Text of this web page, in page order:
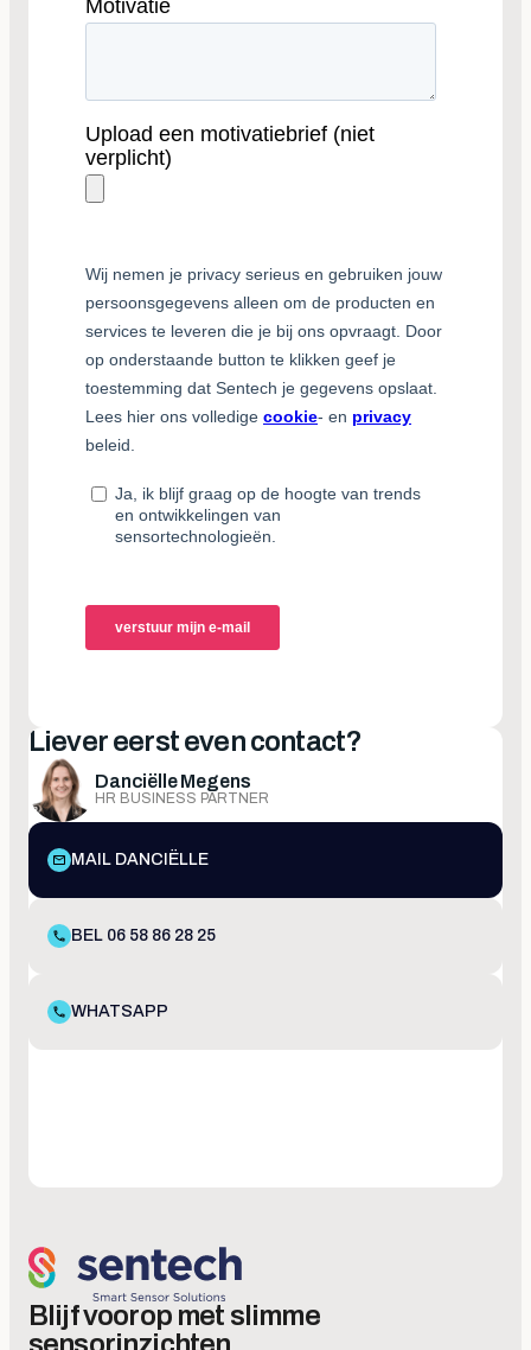
Liever eerst even contact?
Danciëlle Megens
HR BUSINESS PARTNER
MAIL DANCIËLLE
BEL 06 58 86 28 25
WHATSAPP
Blijf voorop met slimme